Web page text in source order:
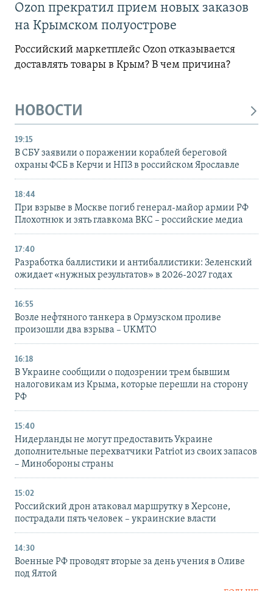
Ozon прекратил прием новых заказов
на Крымском полуострове
Российский маркетплейс Ozon отказывается
доставлять товары в Крым? В чем причина?
НОВОСТИ
19:15
В СБУ заявили о поражении кораблей береговой
охраны ФСБ в Керчи и НПЗ в российском Ярославле
18:44
При взрыве в Москве погиб генерал-майор армии РФ
Плохотнюк и зять главкома ВКС – российские медиа
17:40
Разработка баллистики и антибаллистики: Зеленский
ожидает «нужных результатов» в 2026-2027 годах
16:55
Возле нефтяного танкера в Ормузском проливе
произошли два взрыва – UKMTO
16:18
В Украине сообщили о подозрении трем бывшим
налоговикам из Крыма, которые перешли на сторону
РФ
15:40
Нидерланды не могут предоставить Украине
дополнительные перехватчики Patriot из своих запасов
– Минобороны страны
15:02
Российский дрон атаковал маршрутку в Херсоне,
пострадали пять человек – украинские власти
14:30
Военные РФ проводят вторые за день учения в Оливе
под Ялтой